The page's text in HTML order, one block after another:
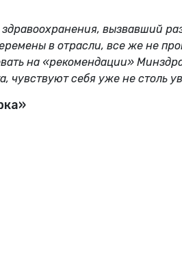
, вызвавший
в отрасли, все же не
на «рекомендации»
чувствуют себя уже не столь